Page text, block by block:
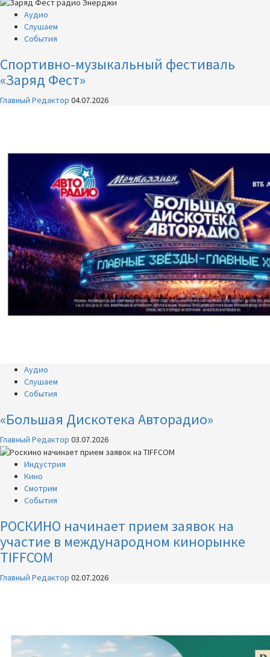
Аудио
Слушаем
События
Спортивно-музыкальный фестиваль
«Заряд Фест»
Главный Редактор 04.07.2026
Аудио
Слушаем
События
«Большая Дискотека Авторадио»
Главный Редактор 03.07.2026
Индустрия
Кино
Смотрим
События
РОСКИНО начинает прием заявок на
участие в международном кинорынке
TIFFCOM
Главный Редактор 02.07.2026